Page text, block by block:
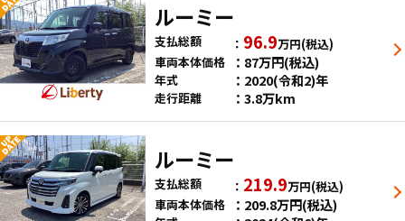
ルーミー
支払総額 96.9万円(税込)
車両本体価格
87万円(税込)
年式 2020(令和2)年
走行距離 3.8万km
ルーミー
支払総額 219.9万円(税込)
車両本体価格
209.8万円(税込)